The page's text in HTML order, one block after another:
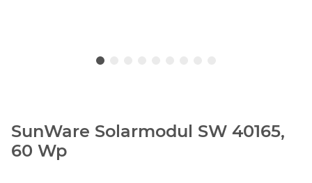
SunWare Solarmodul SW 40165,
60 Wp